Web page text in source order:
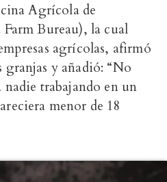
Agrícola de
Bureau), la cual
agrícolas, afirmó
y añadió: “No
trabajando en un
menor de 18